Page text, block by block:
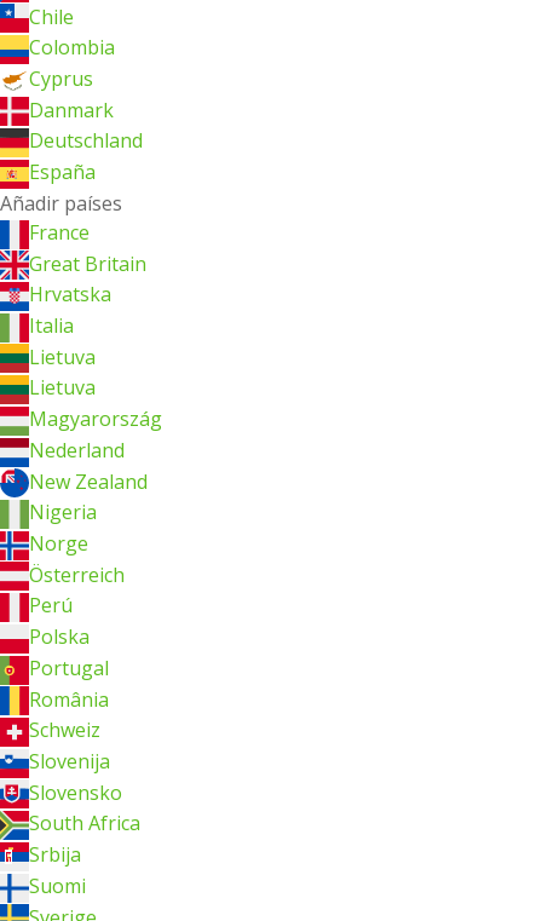
Chile
Colombia
Cyprus
Danmark
Deutschland
España
Añadir países
France
Great Britain
Hrvatska
Italia
Lietuva
Lietuva
Magyarország
Nederland
New Zealand
Nigeria
Norge
Österreich
Perú
Polska
Portugal
România
Schweiz
Slovenija
Slovensko
South Africa
Srbija
Suomi